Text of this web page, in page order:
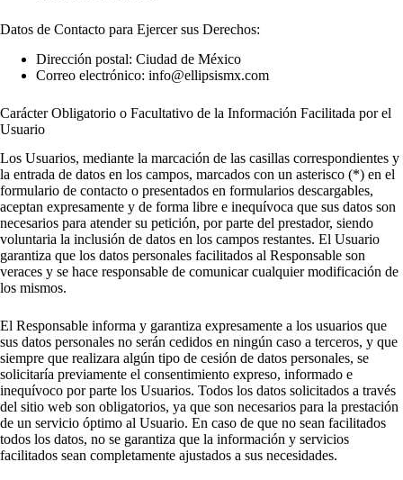
Datos de Contacto para Ejercer sus Derechos:
Dirección postal: Ciudad de México
Correo electrónico: info@ellipsismx.com
Carácter Obligatorio o Facultativo de la Información Facilitada por el
Usuario
Los Usuarios, mediante la marcación de las casillas correspondientes y
la entrada de datos en los campos, marcados con un asterisco (*) en el
formulario de contacto o presentados en formularios descargables,
aceptan expresamente y de forma libre e inequívoca que sus datos son
necesarios para atender su petición, por parte del prestador, siendo
voluntaria la inclusión de datos en los campos restantes. El Usuario
garantiza que los datos personales facilitados al Responsable son
veraces y se hace responsable de comunicar cualquier modificación de
los mismos.
El Responsable informa y garantiza expresamente a los usuarios que
sus datos personales no serán cedidos en ningún caso a terceros, y que
siempre que realizara algún tipo de cesión de datos personales, se
solicitaría previamente el consentimiento expreso, informado e
inequívoco por parte los Usuarios. Todos los datos solicitados a través
del sitio web son obligatorios, ya que son necesarios para la prestación
de un servicio óptimo al Usuario. En caso de que no sean facilitados
todos los datos, no se garantiza que la información y servicios
facilitados sean completamente ajustados a sus necesidades.